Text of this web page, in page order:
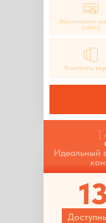
Мониторинг
сайта
Контроль
Идеальный